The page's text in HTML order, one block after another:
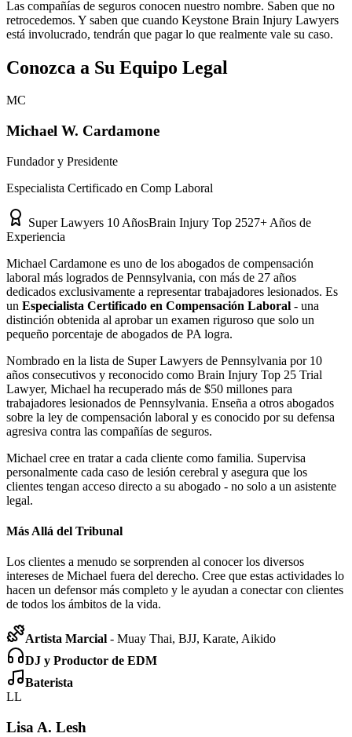
Las compañías de seguros conocen nuestro nombre. Saben que no
retrocedemos. Y saben que cuando Keystone Brain Injury Lawyers
está involucrado, tendrán que pagar lo que realmente vale su caso.
Conozca a Su Equipo Legal
MC
Michael W. Cardamone
Fundador y Presidente
Especialista Certificado en Comp Laboral
Super Lawyers 10 AñosBrain Injury Top 2527+ Años de
Experiencia
Michael Cardamone es uno de los abogados de compensación
laboral más logrados de Pennsylvania, con más de 27 años
dedicados exclusivamente a representar trabajadores lesionados. Es
un Especialista Certificado en Compensación Laboral - una
distinción obtenida al aprobar un examen riguroso que solo un
pequeño porcentaje de abogados de PA logra.
Nombrado en la lista de Super Lawyers de Pennsylvania por 10
años consecutivos y reconocido como Brain Injury Top 25 Trial
Lawyer, Michael ha recuperado más de $50 millones para
trabajadores lesionados de Pennsylvania. Enseña a otros abogados
sobre la ley de compensación laboral y es conocido por su defensa
agresiva contra las compañías de seguros.
Michael cree en tratar a cada cliente como familia. Supervisa
personalmente cada caso de lesión cerebral y asegura que los
clientes tengan acceso directo a su abogado - no solo a un asistente
legal.
Más Allá del Tribunal
Los clientes a menudo se sorprenden al conocer los diversos
intereses de Michael fuera del derecho. Cree que estas actividades lo
hacen un defensor más completo y le ayudan a conectar con clientes
de todos los ámbitos de la vida.
Artista Marcial - Muay Thai, BJJ, Karate, Aikido
DJ y Productor de EDM
Baterista
LL
Lisa A. Lesh